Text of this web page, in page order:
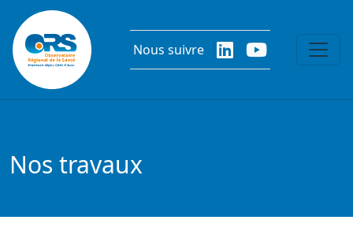
Aller au contenu principal
Nous suivre
Nos travaux